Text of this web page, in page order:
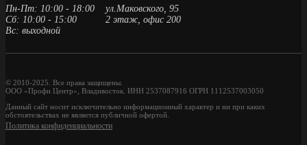
Пн-Пт: 10:00 - 18:00
Сб: 10:00 - 15:00
Вс: выходной
ул.Маковского, 95
2 этаж, офис 200
© 2010-2025. Все права защищены.
ООО «Профи Центр», Владивосток. ИНН 2537087916 ОГРН 1112537003050
Данный сайт носит исключительно информационный характер и ни при каких
обстоятельствах не является публичной офертой.
Политика конфиденциальности